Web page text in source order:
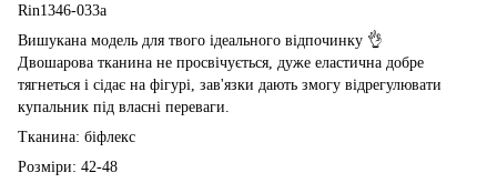
Rin1346-033a
Вишукана модель для твого ідеального відпочинку 👌
Двошарова тканина не просвічується, дуже еластична добре
тягнеться і сідає на фігурі, зав'язки дають змогу відрегулювати
купальник під власні переваги.
Тканина: біфлекс
Розміри: 42-48